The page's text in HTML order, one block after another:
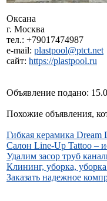
Оксана
г. Москва
тел.: +79017474987
e-mail: plastpool@ptct.net
сайт: https://plastpool.ru
Объявление подано:
Похожие объявления,
Гибкая керамика Dream
Салон Line-Up Tattoo –
Удалим засор труб
Клининг, уборка,
Заказать надежное